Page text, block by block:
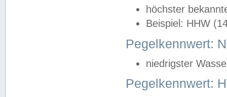
höchster
Beispiel: HHW
Pegelkennwert:
niedrigster
Pegelkennwert: